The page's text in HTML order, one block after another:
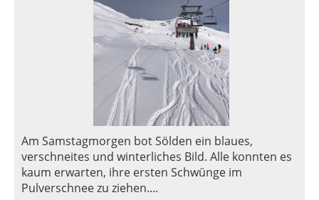
Am Samstagmorgen bot Sölden ein blaues,
verschneites und winterliches Bild. Alle konnten es
kaum erwarten, ihre ersten Schwünge im
Pulverschnee zu ziehen....